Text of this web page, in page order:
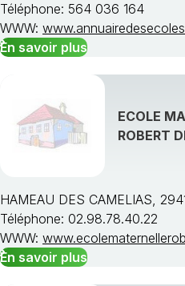
Téléphone: 564 036 164
WWW:
En savoir plus
ECOLE
ROBERT
HAMEAU DES CAMELIAS,
Téléphone: 02.98.78.40.22
WWW:
En savoir plus